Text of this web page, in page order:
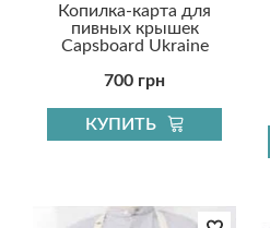
Копилка-карта для
пивных крышек
Capsboard Ukraine
700 грн
КУПИТЬ